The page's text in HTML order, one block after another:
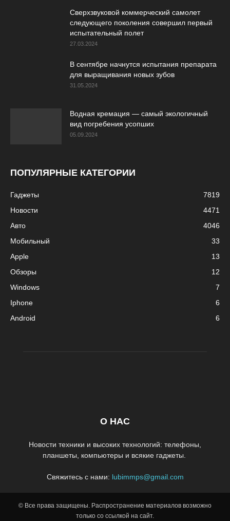
Сверхзвуковой коммерческий самолет
следующего поколения совершил первый
испытательный полет
27.03.2024
В сентябре начнутся испытания препарата
для выращивания новых зубов
31.05.2024
Водная кремация — самый экологичный
вид погребения усопших
05.09.2024
ПОПУЛЯРНЫЕ КАТЕГОРИИ
Гаджеты
7819
Новости
4471
Авто
4046
Мобильный
33
Apple
13
Обзоры
12
Windows
7
Iphone
6
Android
6
О НАС
Новости техники и высоких технологий: телефоны,
планшеты, компьютеры и всякие гаджеты.
Свяжитесь с нами: lubimmps@gmail.com
© Все права защищены. Распространение материалов возможно
только со ссылкой на сайт.